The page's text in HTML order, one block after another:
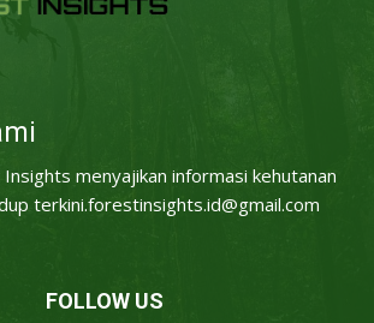
menyajikan informasi kehutanan
terkini.forestinsights.id@gmail.com
FOLLOW US